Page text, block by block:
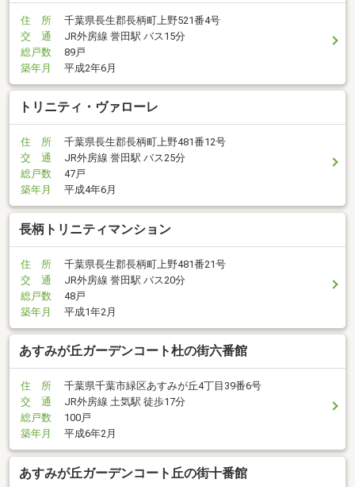
住 所
千葉県長生郡長柄町上野521番4号
交 通
JR外房線 誉田駅 バス15分
総戸数
89戸
築年月
平成2年6月
トリニティ・ヴァローレ
住 所
千葉県長生郡長柄町上野481番12号
交 通
JR外房線 誉田駅 バス25分
総戸数
47戸
築年月
平成4年6月
長柄トリニティマンション
住 所
千葉県長生郡長柄町上野481番21号
交 通
JR外房線 誉田駅 バス20分
総戸数
48戸
築年月
平成1年2月
あすみが丘ガーデンコート杜の街六番館
住 所
千葉県千葉市緑区あすみが丘4丁目39番6号
交 通
JR外房線 土気駅 徒歩17分
総戸数
100戸
築年月
平成6年2月
あすみが丘ガーデンコート丘の街十番館